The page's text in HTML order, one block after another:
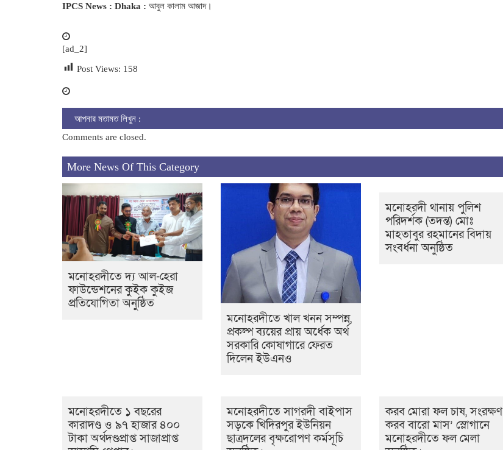
IPCS News : Dhaka : আবুল কালাম আজাদ।
[ad_2]
Post Views: 158
আপনার মতামত লিখুন :
Comments are closed.
More News Of This Category
মনোহরদীতে দ্য আল-হেরা
ফাউন্ডেশনের কুইক কুইজ
প্রতিযোগিতা অনুষ্ঠিত
মনোহরদীতে খাল খনন সম্পন্ন,
প্রকল্প ব্যয়ের প্রায় অর্ধেক অর্থ
সরকারি কোষাগারে ফেরত
দিলেন ইউএনও
মনোহরদী থানায় পুলিশ
পরিদর্শক (তদন্ত) মোঃ
মাহতাবুর রহমানের বিদায়
সংবর্ধনা অনুষ্ঠিত
মনোহরদীতে ১ বছরের
কারাদণ্ড ও ৯৭ হাজার ৪০০
টাকা অর্থদণ্ডপ্রাপ্ত সাজাপ্রাপ্ত
মনোহরদীতে সাগরদী বাইপাস
সড়কে খিদিরপুর ইউনিয়ন
ছাত্রদলের বৃক্ষরোপণ কর্মসূচি
করব মোরা ফল চাষ, সংরক্ষণ
করব বারো মাস’ স্লোগানে
মনোহরদীতে ফল মেলা